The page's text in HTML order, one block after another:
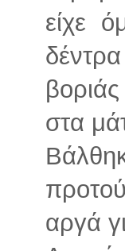
είχε
στα
αργά